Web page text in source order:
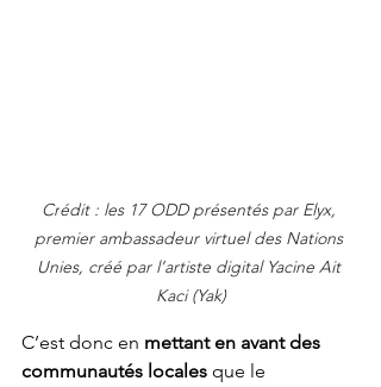
Crédit : les 17 ODD présentés par Elyx,
premier ambassadeur virtuel des Nations
Unies, créé par l’artiste digital Yacine Ait
Kaci (Yak)
C’est donc en mettant en avant des
communautés locales que le